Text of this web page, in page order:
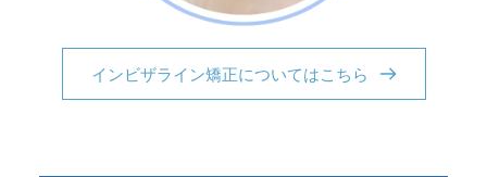
インビザライン矯正についてはこちら